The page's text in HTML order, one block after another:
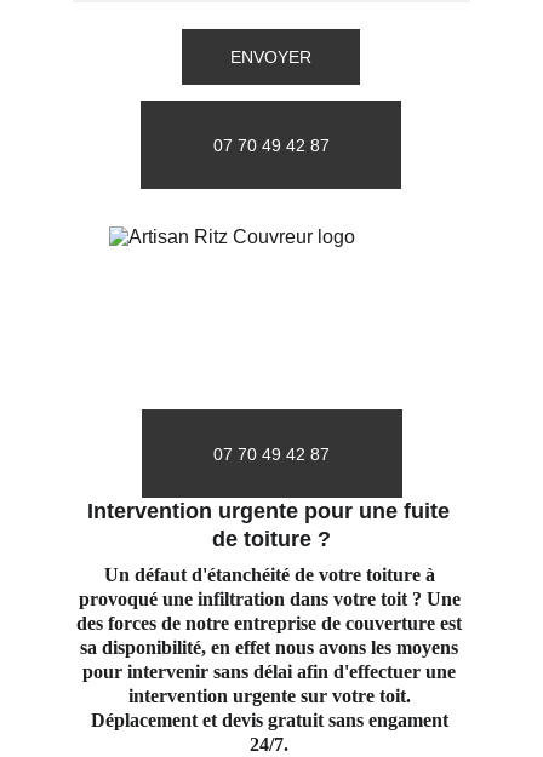
ENVOYER
07 70 49 42 87
Intervention urgente pour une fuite
de toiture ?
Un défaut d'étanchéité de votre toiture à
provoqué une infiltration dans votre toit ? Une
des forces de notre entreprise de couverture est
sa disponibilité, en effet nous avons les moyens
pour intervenir sans délai afin d'effectuer une
intervention urgente sur votre toit.
Déplacement et devis gratuit sans engament
24/7.
07 70 49 42 87